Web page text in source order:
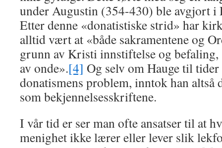
under Augustin (354-430) ble avgjort i
Etter denne «donatistiske strid» har
alltid vært at «både sakramentene og
grunn av Kristi innstiftelse og befa­ling,
av onde».[4] Og selv om Hauge til
donatismens problem, inntok han altså
som bekjennelsesskriftene.
I vår tid er ser man ofte ansatser til at
menighet ikke lærer eller lever slik